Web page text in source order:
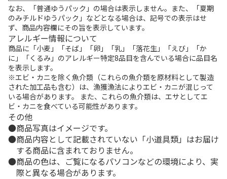
なお、「普通ゆうパック」の場合は表示しません。また、「夏期
のみチルドゆうパック」などとなる場合は、記号での表示はせ
ず、商品内容欄にその旨を表示しています。
アレルギー情報について
商品に「小麦」「そば」「卵」「乳」「落花生」「えび」「か
に」「くるみ」のアレルギー特定8品目を含んでいる場合に品目名
を表示します。
※エビ・カニを除く魚介類（これらの魚介類を原材料として製造
された加工品も含む）は、漁獲漁法によりエビ・カニが混じって
いる場合があります。 また、これらの魚介類は、エサとしてエ
ビ・カニを食べている可能性があります。
その他
商品写真はイメージです。
商品内容として記載されていない「小道具類」はお届け
する商品に含まれておりません。
商品の色は、ご覧になるパソコンなどの環境により、実
際と異なる場合があります。